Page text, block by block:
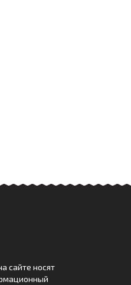
сайте носят